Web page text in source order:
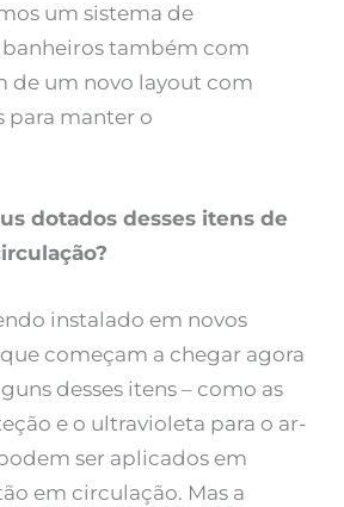
um sistema de
também com
de um novo layout com
para manter o
dotados desses itens de
instalado em novos
começam a chegar agora
desses itens – como as
e o ultravioleta para o ar-
ser aplicados em
em circulação. Mas a